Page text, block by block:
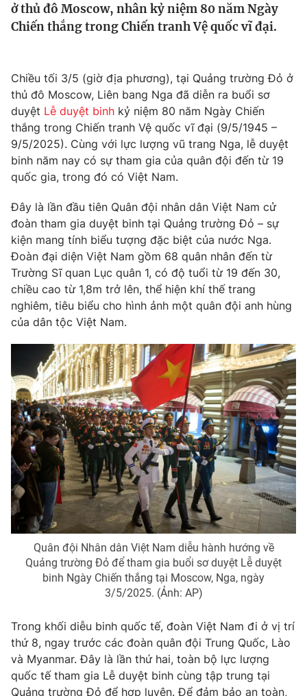
Thế giới đó đây
Câu chuyện quốc tế
Tài chính
Góc doanh nghiệp
Dữ liệu và đời sống
Truyền hình
Phim VTV
Hậu trường
Nhân vật
Khán giả
Giải sao mai
Giải trí
Điện ảnh
Âm nhạc
Đời sống
Du lịch
Làm đẹp
Chất lượng cuộc sống
Tuyển sinh
Học trực tuyến
Công nghệ
Hitech Công nghệ tương lai
Sản phẩm
Thị trường
Tư vấn
Giao lưu trực tuyến
Lịch phát sóng
Chuyên mục khác
Emagazine Podcast
Photo Infographic
Video Shorts video
VTV Money VTV Thể thao
VTV Sức khoẻ Bất động sản
Thị trường 24h Tấm lòng Việt
VTV4 Vươn mình bằng AI
VTV9 VTV8
ở thủ đô Moscow, nhân kỷ niệm 80 năm Ngày
Chiến thắng trong Chiến tranh Vệ quốc vĩ đại.
Chiều tối 3/5 (giờ địa phương), tại Quảng trường Đỏ ở
thủ đô Moscow, Liên bang Nga đã diễn ra buổi sơ
duyệt Lễ duyệt binh kỷ niệm 80 năm Ngày Chiến
thắng trong Chiến tranh Vệ quốc vĩ đại (9/5/1945 –
9/5/2025). Cùng với lực lượng vũ trang Nga, lễ duyệt
binh năm nay có sự tham gia của quân đội đến từ 19
quốc gia, trong đó có Việt Nam.
Đây là lần đầu tiên Quân đội nhân dân Việt Nam cử
đoàn tham gia duyệt binh tại Quảng trường Đỏ – sự
kiện mang tính biểu tượng đặc biệt của nước Nga.
Đoàn đại diện Việt Nam gồm 68 quân nhân đến từ
Trường Sĩ quan Lục quân 1, có độ tuổi từ 19 đến 30,
chiều cao từ 1,8m trở lên, thể hiện khí thế trang
nghiêm, tiêu biểu cho hình ảnh một quân đội anh hùng
của dân tộc Việt Nam.
Quân đội Nhân dân Việt Nam diễu hành hướng về
Quảng trường Đỏ để tham gia buổi sơ duyệt Lễ duyệt
binh Ngày Chiến thắng tại Moscow, Nga, ngày
3/5/2025. (Ảnh: AP)
Trong khối diễu binh quốc tế, đoàn Việt Nam đi ở vị trí
thứ 8, ngay trước các đoàn quân đội Trung Quốc, Lào
và Myanmar. Đây là lần thứ hai, toàn bộ lực lượng
quốc tế tham gia Lễ duyệt binh cùng tập trung tại
Quảng trường Đỏ để hợp luyện. Để đảm bảo an toàn,